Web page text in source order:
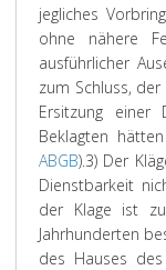
jegliches
ohne nähere
ausführlicher
zum Schluss,
Ersitzung einer
Beklagten
ABGB).3) Der
Dienstbarkeit
der Klage ist
Jahrhunderten
des Hauses